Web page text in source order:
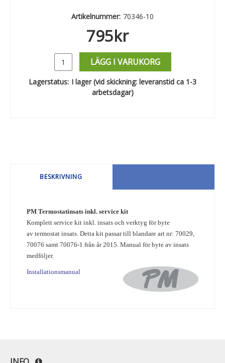
Artikelnummer: 70346-10
795kr
LÄGG I VARUKORG
Lagerstatus: I lager (vid skickning: leveranstid ca 1-3
arbetsdagar)
BESKRIVNING
PM Termostatinsats inkl. service kit
Komplett service kit inkl. insats och verktyg för byte
av termostat insats. Detta kit passar till blandare art nr: 70029,
70076 samt 70076-1 från år 2015. Manual för byte av insats
medföljer.
Installationsmanual